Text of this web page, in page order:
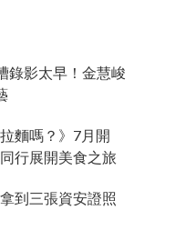
錄影太早！金慧峻
麵嗎？》7月開
行展開美食之旅
到三張資安證照